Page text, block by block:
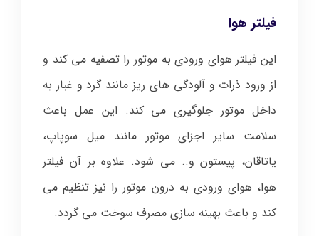
فیلتر هوا
این فیلتر هوای ورودی به موتور را تصفیه می کند و
از ورود ذرات و آلودگی های ریز مانند گرد و غبار به
داخل موتور جلوگیری می کند. این عمل باعث
سلامت سایر اجزای موتور مانند میل سوپاپ،
یاتاقان، پیستون و.. می شود. علاوه بر آن فیلتر
هوا، هوای ورودی به درون موتور را نیز تنظیم می
کند و باعث بهینه سازی مصرف سوخت می گردد.